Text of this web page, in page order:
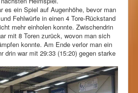
es ein Spiel auf Augenhöhe, bevor man
Fehlwürfe in einen 4 Tore-Rückstand
mehr einholen konnte. Zwischendrin
mit 8 Toren zurück, wovon man sich
konnte. Am Ende verlor man ein
drin war mit 29:33 (15:20) gegen starke